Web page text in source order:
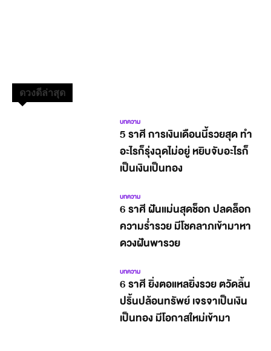
ดวงดีล่าสุด
บทความ
5 ราศี การเงินเดือนนี้รวยสุด ทำ
อะไรก็รุ่งฉุดไม่อยู่ หยิบจับอะไรก็
เป็นเงินเป็นทอง
บทความ
6 ราศี ฝันแม่นสุดช็อก ปลดล็อก
ความร่ำรวย มีโชคลาภเข้ามาหา
ดวงฝันพารวย
บทความ
6 ราศี ยิ่งตอแหลยิ่งรวย ตวัดลิ้น
ปริ้นปล้อนทรัพย์ เจรจาเป็นเงิน
เป็นทอง มีโอกาสใหม่เข้ามา